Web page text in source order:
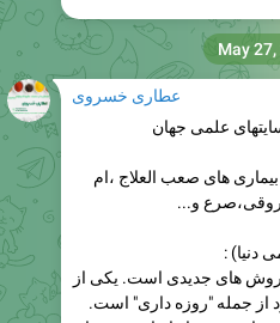
عطاری خسروی
علمی جهان
های صعب العلاج ،ام
و...
دنیا) :
روش های جدیدی است. یکی از
از جمله "روزه داری" است.
May